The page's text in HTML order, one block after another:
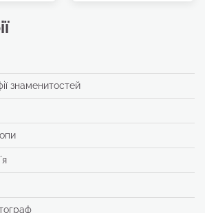
знаменитостей